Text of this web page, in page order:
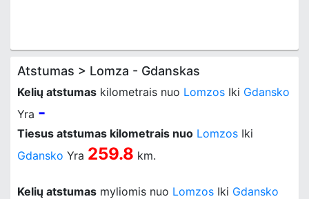
Atstumas > Lomza - Gdanskas
Kelių atstumas kilometrais nuo Lomzos Iki Gdansko
Yra -
Tiesus atstumas kilometrais nuo Lomzos Iki
Gdansko Yra 259.8 km.
Kelių atstumas myliomis nuo Lomzos Iki Gdansko